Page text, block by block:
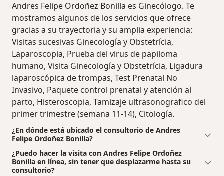
Andres Felipe Ordoñez Bonilla es Ginecólogo. Te
mostramos algunos de los servicios que ofrece
gracias a su trayectoria y su amplia experiencia:
Visitas sucesivas Ginecología y Obstetrícia,
Laparoscopia, Prueba del virus de papiloma
humano, Visita Ginecología y Obstetrícia, Ligadura
laparoscópica de trompas, Test Prenatal No
Invasivo, Paquete control prenatal y atención al
parto, Histeroscopia, Tamizaje ultrasonografico del
primer trimestre (semana 11-14), Citología.
¿En dónde está ubicado el consultorio de Andres
Felipe Ordoñez Bonilla?
¿Puedo hacer la visita con Andres Felipe Ordoñez
Bonilla en línea, sin tener que desplazarme hasta su
consultorio?